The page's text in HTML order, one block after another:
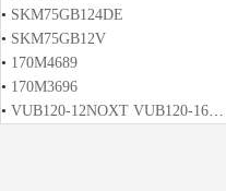
• SKM75GB124DE
• SKM75GB12V
• 170M4689
• 170M3696
• VUB120-12NOXT VUB120-16NOXT VUB120-12NO2T VUB120-14NO2T